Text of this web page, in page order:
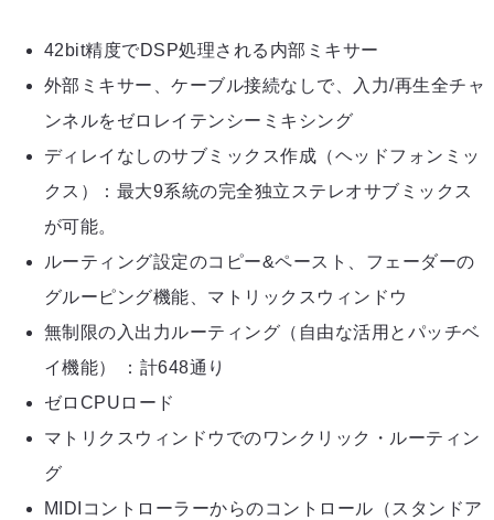
42bit精度でDSP処理される内部ミキサー
外部ミキサー、ケーブル接続なしで、入力/再生全チャ
ンネルをゼロレイテンシーミキシング
ディレイなしのサブミックス作成（ヘッドフォンミッ
クス）：最大9系統の完全独立ステレオサブミックス
が可能。
ルーティング設定のコピー&ペースト、フェーダーの
グルーピング機能、マトリックスウィンドウ
無制限の入出力ルーティング（自由な活用とパッチベ
イ機能） ：計648通り
ゼロCPUロード
マトリクスウィンドウでのワンクリック・ルーティン
グ
MIDIコントローラーからのコントロール（スタンドア